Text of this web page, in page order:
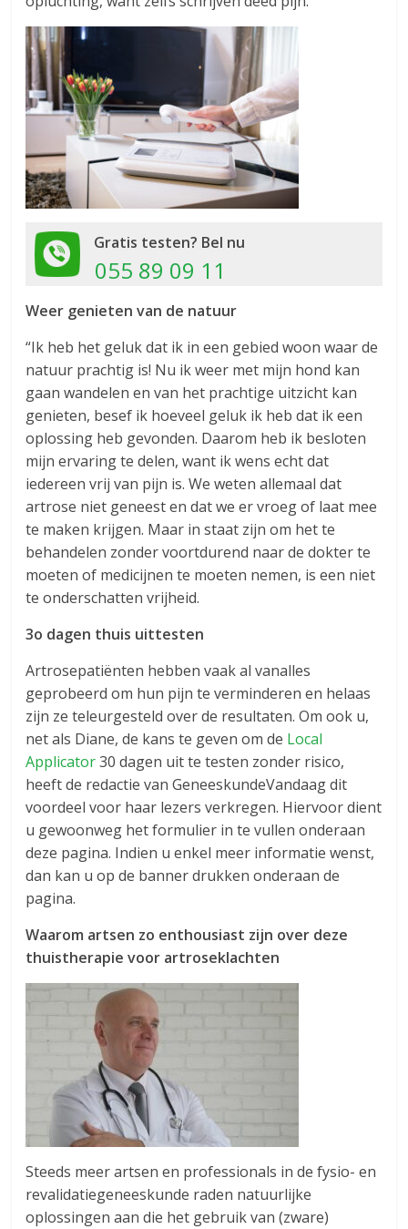
Gratis testen? Bel nu
055 89 09 11
Weer genieten van de natuur
“Ik heb het geluk dat ik in een gebied woon waar de
natuur prachtig is! Nu ik weer met mijn hond kan
gaan wandelen en van het prachtige uitzicht kan
genieten, besef ik hoeveel geluk ik heb dat ik een
oplossing heb gevonden. Daarom heb ik besloten
mijn ervaring te delen, want ik wens echt dat
iedereen vrij van pijn is. We weten allemaal dat
artrose niet geneest en dat we er vroeg of laat mee
te maken krijgen. Maar in staat zijn om het te
behandelen zonder voortdurend naar de dokter te
moeten of medicijnen te moeten nemen, is een niet
te onderschatten vrijheid.
3o dagen thuis uittesten
Artrosepatiënten hebben vaak al vanalles
geprobeerd om hun pijn te verminderen en helaas
zijn ze teleurgesteld over de resultaten. Om ook u,
net als Diane, de kans te geven om de Local
Applicator30 dagen uit te testen zonder risico,
heeft de redactie van GeneeskundeVandaag dit
voordeel voor haar lezers verkregen. Hiervoor dient
u gewoonweg het formulier in te vullen onderaan
deze pagina. Indien u enkel meer informatie wenst,
dan kan u op de banner drukken onderaan de
pagina.
Waarom artsen zo enthousiast zijn over deze
thuistherapie voor artroseklachten
Steeds meer artsen en professionals in de fysio- en
revalidatiegeneeskunde raden natuurlijke
oplossingen aan die het gebruik van (zware)